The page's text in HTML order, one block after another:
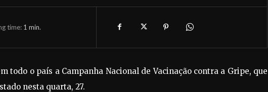
time: 1 min.
todo o país a Campanha Nacional de Vacinação contra a Gripe, que
nesta quarta, 27.